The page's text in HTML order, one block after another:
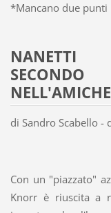
*Mancano due
NANETTI
di Sandro Scabello -
Con un "piazzato"
Knorr è riuscita a